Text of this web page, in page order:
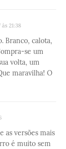
21:38
Branco, calota,
se um
volta, um
maravilha! O
as versões mais
é muito sem